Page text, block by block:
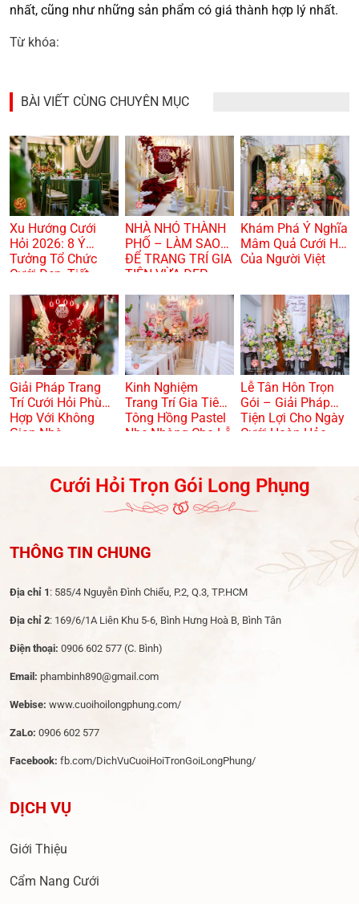
nhất, cũng như những sản phẩm có giá thành hợp lý nhất.
Từ khóa:
BÀI VIẾT CÙNG CHUYÊN MỤC
Xu Hướng Cưới
Hỏi 2026: 8 Ý
Tưởng Tổ Chức
Cưới Đẹp, Tiết
NHÀ NHỎ THÀNH
PHỐ – LÀM SAO
ĐỂ TRANG TRÍ GIA
TIÊN VỪA ĐẸP
TRỌNG? 🏠🌸
Khám Phá Ý Nghĩa
Mâm Quả Cưới Hỏi
Của Người Việt
Giải Pháp Trang
Trí Cưới Hỏi Phù
Hợp Với Không
Gian Nhà
Kinh Nghiệm
Trang Trí Gia Tiên
Tông Hồng Pastel
Nhẹ Nhàng Cho Lễ
Lễ Tân Hôn Trọn
Gói – Giải Pháp
Tiện Lợi Cho Ngày
Cưới Hoàn Hảo
Cưới Hỏi Trọn Gói Long Phụng
THÔNG TIN CHUNG
Địa chỉ 1 : 585/4 Nguyễn Đình Chiểu, P.2, Q.3, TP.HCM
Địa chỉ 2: 169/6/1A Liên Khu 5-6, Bình Hưng Hoà B, Bình Tân
Điện thoại: 0906 602 577 (C. Bình)
Email: phambinh890@gmail.com
Webise: www.cuoihoilongphung.com/
ZaLo: 0906 602 577
Facebook: fb.com/DichVuCuoiHoiTronGoiLongPhung/
DỊCH VỤ
Giới Thiệu
Cẩm Nang Cưới